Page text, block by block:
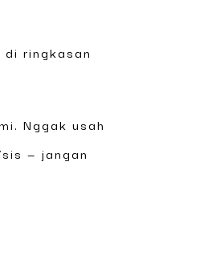
ringkasan
Nggak usah
— jangan